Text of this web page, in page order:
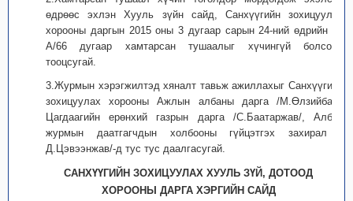
өдрөөс эхлэн Хууль зүйн сайд, Санхүүгийн зохицуулах
хорооны даргын 2015 оны 3 дугаар сарын 24-ний өдрийн 73
А/66 дугаар хамтарсан тушаалыг хүчингүй болсонд
тооцсугай.
3.Журмын хэрэгжилтэд хяналт тавьж ажиллахыг Санхүүгийн
зохицуулах хорооны Ажлын албаны дарга /М.Өлзийбат/,
Цагдаагийн ерөнхий газрын дарга /С.Баатаржав/, Албан
журмын даатгагчдын холбооны гүйцэтгэх захирал /
Д.Цэвээнжав/-д тус тус даалгасугай.
САНХҮҮГИЙН ЗОХИЦУУЛАХ ХУУЛЬ ЗҮЙ, ДОТООД
ХОРООНЫ ДАРГА ХЭРГИЙН САЙД